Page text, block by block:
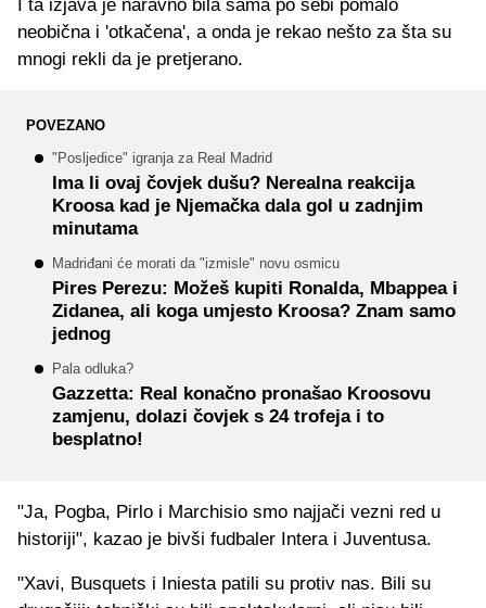
I ta izjava je naravno bila sama po sebi pomalo
neobična i 'otkačena', a onda je rekao nešto za šta su
mnogi rekli da je pretjerano.
POVEZANO
"Posljedice" igranja za Real Madrid
Ima li ovaj čovjek dušu? Nerealna reakcija
Kroosa kad je Njemačka dala gol u zadnjim
minutama
Madriđani će morati da "izmisle" novu osmicu
Pires Perezu: Možeš kupiti Ronalda, Mbappea i
Zidanea, ali koga umjesto Kroosa? Znam samo
jednog
Pala odluka?
Gazzetta: Real konačno pronašao Kroosovu
zamjenu, dolazi čovjek s 24 trofeja i to
besplatno!
"Ja, Pogba, Pirlo i Marchisio smo najjači vezni red u
historiji", kazao je bivši fudbaler Intera i Juventusa.
"Xavi, Busquets i Iniesta patili su protiv nas. Bili su